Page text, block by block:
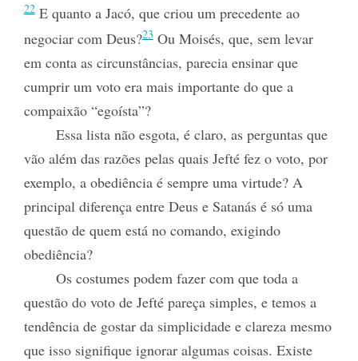
22E quanto a Jacó, que criou um precedente ao
negociar com Deus?23Ou Moisés, que, sem levar
em conta as circunstâncias, parecia ensinar que
cumprir um voto era mais importante do que a
compaixão “egoísta”?
Essa lista não esgota, é claro, as perguntas que
vão além das razões pelas quais Jefté fez o voto, por
exemplo, a obediência é sempre uma virtude? A
principal diferença entre Deus e Satanás é só uma
questão de quem está no comando, exigindo
obediência?
Os costumes podem fazer com que toda a
questão do voto de Jefté pareça simples, e temos a
tendência de gostar da simplicidade e clareza mesmo
que isso signifique ignorar algumas coisas. Existe